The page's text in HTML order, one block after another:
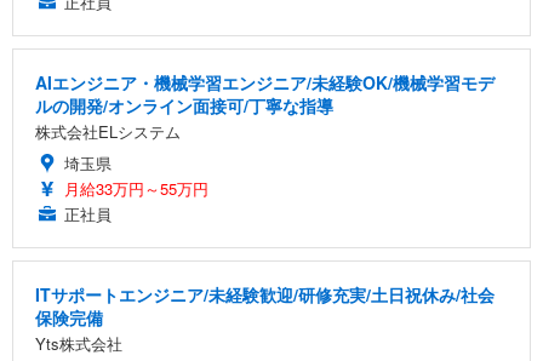
AIエンジニア・機械学習エンジニア/未経験OK/機械学習モデ
ルの開発/オンライン面接可/丁寧な指導
株式会社ELシステム
埼玉県
月給33万円～55万円
正社員
ITサポートエンジニア/未経験歓迎/研修充実/土日祝休み/社会
保険完備
Yts株式会社